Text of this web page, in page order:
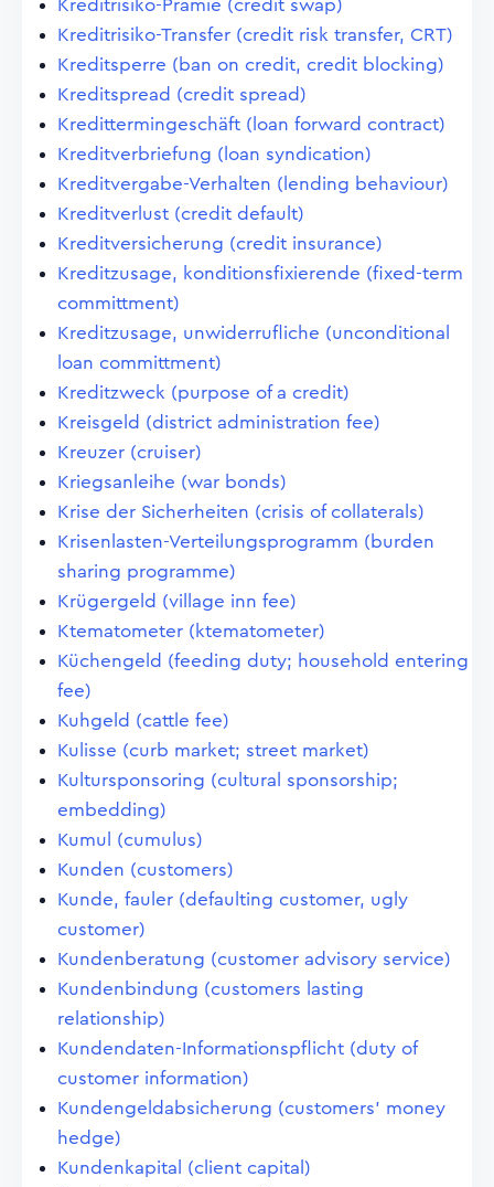
Kreditrisiko-Prämie (credit swap)
Kreditrisiko-Transfer (credit risk transfer, CRT)
Kreditsperre (ban on credit, credit blocking)
Kreditspread (credit spread)
Kredittermingeschäft (loan forward contract)
Kreditverbriefung (loan syndication)
Kreditvergabe-Verhalten (lending behaviour)
Kreditverlust (credit default)
Kreditversicherung (credit insurance)
Kreditzusage, konditionsfixierende (fixed-term
committment)
Kreditzusage, unwiderrufliche (unconditional
loan committment)
Kreditzweck (purpose of a credit)
Kreisgeld (district administration fee)
Kreuzer (cruiser)
Kriegsanleihe (war bonds)
Krise der Sicherheiten (crisis of collaterals)
Krisenlasten-Verteilungsprogramm (burden
sharing programme)
Krügergeld (village inn fee)
Ktematometer (ktematometer)
Küchengeld (feeding duty; household entering
fee)
Kuhgeld (cattle fee)
Kulisse (curb market; street market)
Kultursponsoring (cultural sponsorship;
embedding)
Kumul (cumulus)
Kunden (customers)
Kunde, fauler (defaulting customer, ugly
customer)
Kundenberatung (customer advisory service)
Kundenbindung (customers lasting
relationship)
Kundendaten-Informationspflicht (duty of
customer information)
Kundengeldabsicherung (customers' money
hedge)
Kundenkapital (client capital)